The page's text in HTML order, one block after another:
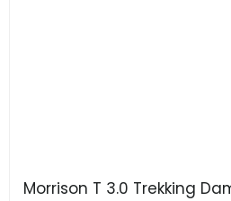
Morrison T 3.0 Trekking